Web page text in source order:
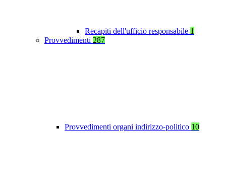
Recapiti dell'ufficio responsabile 1
Provvedimenti 287
Provvedimenti organi indirizzo-politico 10